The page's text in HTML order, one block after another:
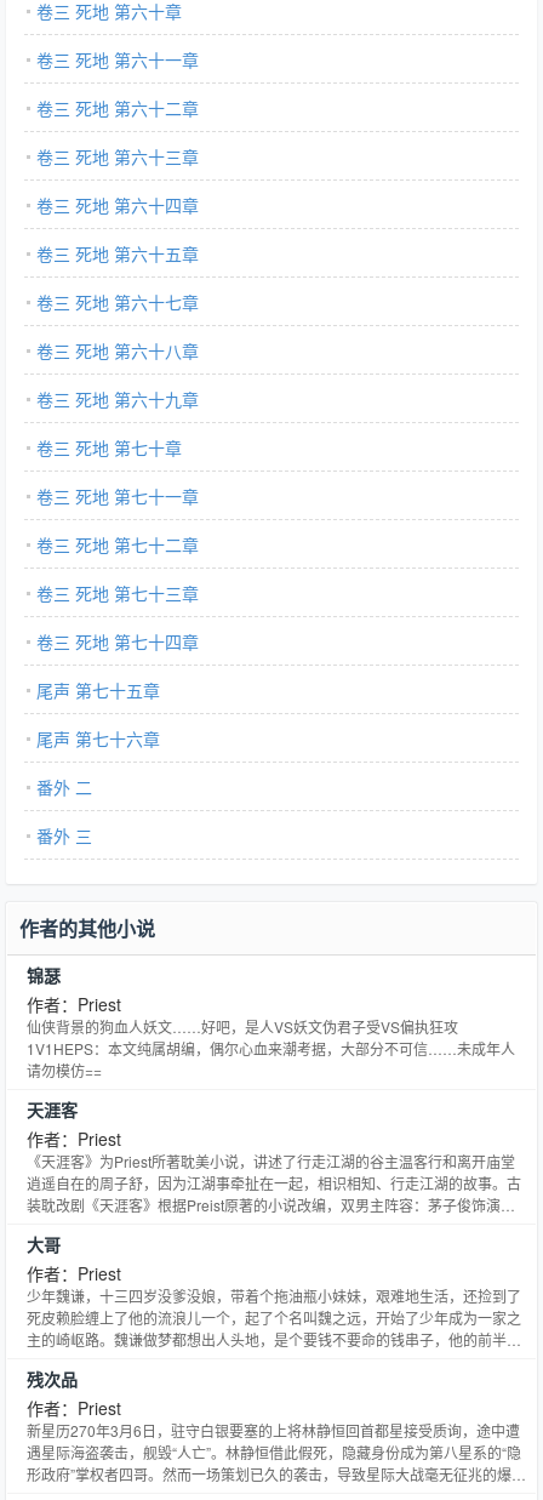
卷三 死地 第六十章
卷三 死地 第六十一章
卷三 死地 第六十二章
卷三 死地 第六十三章
卷三 死地 第六十四章
卷三 死地 第六十五章
卷三 死地 第六十七章
卷三 死地 第六十八章
卷三 死地 第六十九章
卷三 死地 第七十章
卷三 死地 第七十一章
卷三 死地 第七十二章
卷三 死地 第七十三章
卷三 死地 第七十四章
尾声 第七十五章
尾声 第七十六章
番外 二
番外 三
作者的其他小说
锦瑟
作者：Priest
仙侠背景的狗血人妖文……好吧，是人VS妖文伪君子受VS偏执狂攻
1V1HEPS：本文纯属胡编，偶尔心血来潮考据，大部分不可信……未成年人
请勿模仿==
天涯客
作者：Priest
《天涯客》为Priest所著耽美小说，讲述了行走江湖的谷主温客行和离开庙堂
逍遥自在的周子舒，因为江湖事牵扯在一起，相识相知、行走江湖的故事。古
装耽改剧《天涯客》根据Preist原著的小说改编，双男主阵容：茅子俊饰演温
大哥
作者：Priest
少年魏谦，十三四岁没爹没娘，带着个拖油瓶小妹妹，艰难地生活，还捡到了
死皮赖脸缠上了他的流浪儿一个，起了个名叫魏之远，开始了少年成为一家之
主的崎岖路。魏谦做梦都想出人头地，是个要钱不要命的钱串子，他的前半生
来，自以为看到了命运的曙光，谁知道本该是最让人省心的弟弟魏之远偏生犯
了“难搞的毛病”，在魏谦原本就颠簸的人生中又平添了曲折的一笔。
残次品
作者：Priest
新星历270年3月6日，驻守白银要塞的上将林静恒回首都星接受质询，途中遭
遇星际海盗袭击，舰毁“人亡”。林静恒借此假死，隐藏身份成为第八星系的“隐
形政府”掌权者四哥。然而一场策划已久的袭击，导致星际大战毫无征兆的爆